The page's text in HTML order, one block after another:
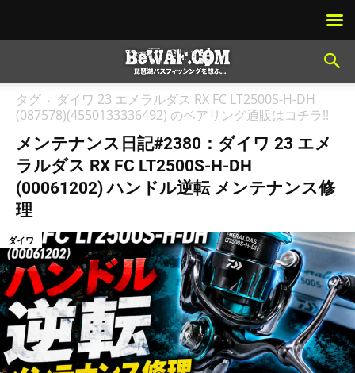
タグ
ダイワ 23 エメラルダス RX FC LT2500S-H-DH
(087578)(4550133336492) のベアリング通販はコチラ!!
メンテナンス日記#2380：ダイワ 23 エメ
ラルダス RX FC LT2500S-H-DH
(00061202) ハンドル逆転 メンテナンス修
理
ダイワ